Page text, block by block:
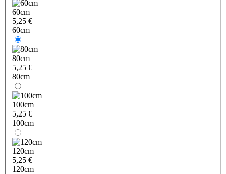
60cm
5,25 €
60cm
80cm
5,25 €
80cm
100cm
5,25 €
100cm
120cm
5,25 €
120cm